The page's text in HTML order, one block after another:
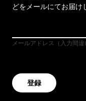
どをメールにてお届け
メールアドレス（入力間違
登録